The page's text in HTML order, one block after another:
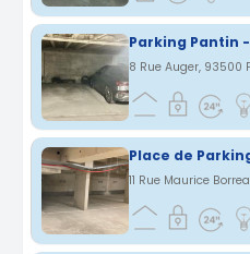
Parking Pantin
8 Rue Auger, 93500
11 Rue Maurice